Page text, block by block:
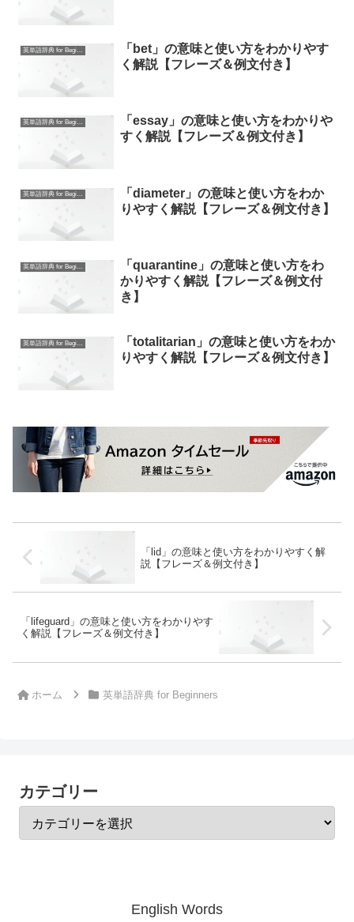
英単語辞典 for Beginners
「bet」の意味と使い方をわかりやす
く解説【フレーズ＆例文付き】
英単語辞典 for Beginners
「essay」の意味と使い方をわかりや
すく解説【フレーズ＆例文付き】
英単語辞典 for Beginners
「diameter」の意味と使い方をわか
りやすく解説【フレーズ＆例文付き】
英単語辞典 for Beginners
「quarantine」の意味と使い方をわ
かりやすく解説【フレーズ＆例文付
き】
英単語辞典 for Beginners
「totalitarian」の意味と使い方をわか
りやすく解説【フレーズ＆例文付き】
「lid」の意味と使い方をわかりやすく解
説【フレーズ＆例文付き】
「lifeguard」の意味と使い方をわかりやす
く解説【フレーズ＆例文付き】
ホーム 英単語辞典 for Beginners
カテゴリー
English Words